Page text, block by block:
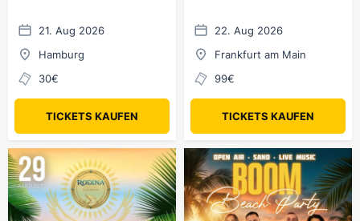
21. Aug 2026
Hamburg
30€
TICKETS KAUFEN
22. Aug 2026
Frankfurt am Main
99€
TICKETS KAUFEN